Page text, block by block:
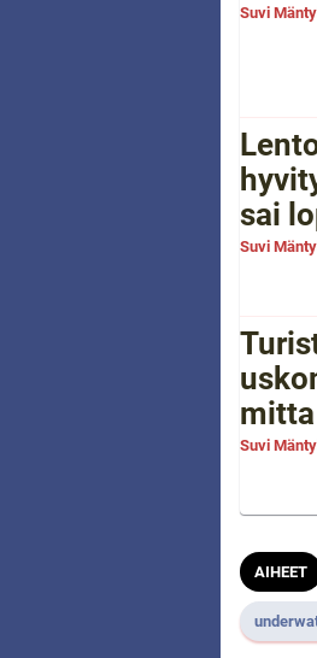
Suvi
sai
Suvi
Suvi
AIHEET